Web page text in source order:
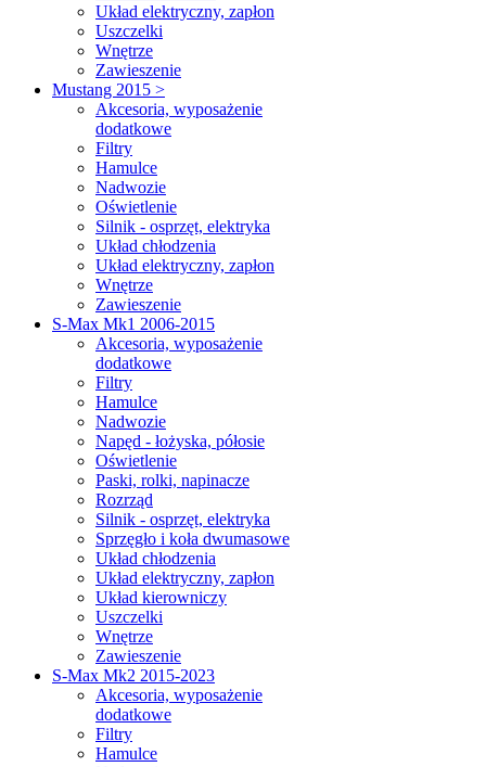
Układ elektryczny, zapłon
Uszczelki
Wnętrze
Zawieszenie
Mustang 2015 >
Akcesoria, wyposażenie
dodatkowe
Filtry
Hamulce
Nadwozie
Oświetlenie
Silnik - osprzęt, elektryka
Układ chłodzenia
Układ elektryczny, zapłon
Wnętrze
Zawieszenie
S-Max Mk1 2006-2015
Akcesoria, wyposażenie
dodatkowe
Filtry
Hamulce
Nadwozie
Napęd - łożyska, półosie
Oświetlenie
Paski, rolki, napinacze
Rozrząd
Silnik - osprzęt, elektryka
Sprzęgło i koła dwumasowe
Układ chłodzenia
Układ elektryczny, zapłon
Układ kierowniczy
Uszczelki
Wnętrze
Zawieszenie
S-Max Mk2 2015-2023
Akcesoria, wyposażenie
dodatkowe
Filtry
Hamulce